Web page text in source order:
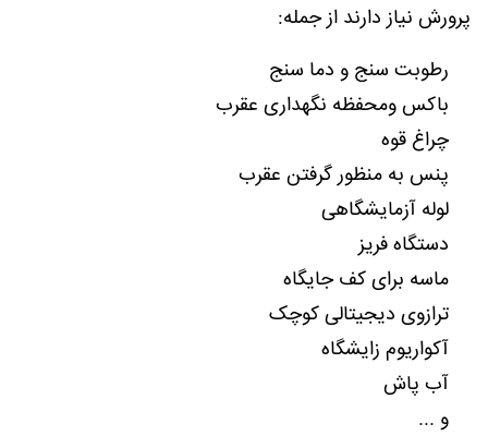
پرورش نیاز دارند از جمله:
رطوبت سنج و دما سنج
باکس ومحفظه نگهداری عقرب
چراغ قوه
پنس به منظور گرفتن عقرب
لوله آزمایشگاهی
دستگاه فریز
ماسه برای کف جایگاه
ترازوی دیجیتالی کوچک
آکواریوم زایشگاه
آب پاش
و ...